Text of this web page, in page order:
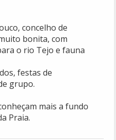
concelho de
bonita, com
o rio Tejo e fauna
festas de
grupo.
mais a fundo
Praia.